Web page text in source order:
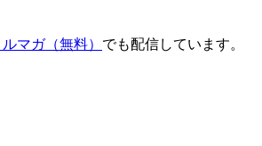
マガ（無料） でも配信しています。